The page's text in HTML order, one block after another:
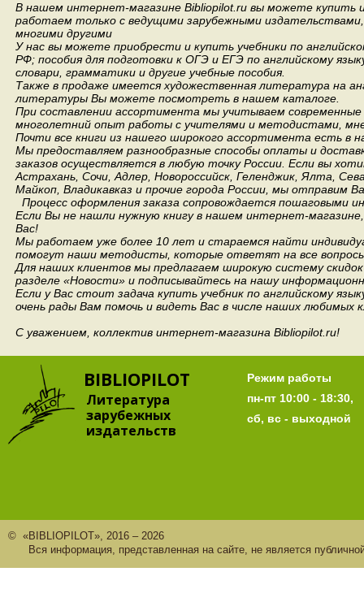
В нашем интернет-магазине Bibliopilot.ru вы можете купить
работаем только с ведущими зарубежными издательствами,
многими другими
У нас вы можете приобрести и купить учебники по
РФ; пособия для подготовки к ОГЭ и ЕГЭ по английскому
словари, грамматики и другие учебные пособия.
Также в продаже имеется художественная литература на
литературы Вы можете посмотреть в нашем каталоге.
При составлении ассортимента мы учитываем
многолетний опыт работы с учителями и методистами,
Почти все книги из нашего широкого ассортимента есть в
Мы предоставляем разнообразные способы оплаты и
заказов осуществляется в любую точку России. Если вы
Астрахань, Сочи, Адлер, Новороссийск, Геленджик, Ялта,
Майкоп, Владикавказ и прочие города России, мы отправим
Процесс оформления заказа сопровождается пошаговыми
Если Вы не нашли нужную книгу в нашем интернет-
Вас!
Мы работаем уже более 10 лет и стараемся найти
помогут наши методисты, которые ответят на все
Для наших клиентов мы предлагаем широкую систему
разделе «Новости» и подписывайтесь на нашу
Если у Вас стоит задача купить учебник по английскому
очень рады Вам помочь и видеть Вас в числе наших любимых
С уважением, коллектив интернет-магазина Bibliopilot.ru!
BIBLIOPILOT
Литература
зарубежных
издательств
Режим работы
пн-пт 10:00 - 18:30,
сб, вс - выходной
© «BIBLIOPILOT», 2016 – 2026
Вся информация, представленная на сайте, не является